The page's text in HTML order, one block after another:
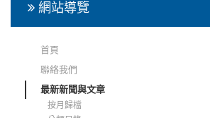
網站導覽
首頁
聯絡我們
最新新聞與文章
按月歸檔